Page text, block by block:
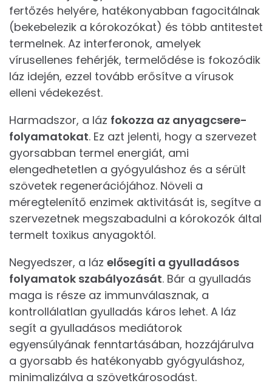
fertőzés helyére, hatékonyabban fagocitálnak
(bekebelezik a kórokozókat) és több antitestet
termelnek. Az interferonok, amelyek
vírusellenes fehérjék, termelődése is fokozódik
láz idején, ezzel tovább erősítve a vírusok
elleni védekezést.
Harmadszor, a láz fokozza az anyagcsere-
folyamatokat. Ez azt jelenti, hogy a szervezet
gyorsabban termel energiát, ami
elengedhetetlen a gyógyuláshoz és a sérült
szövetek regenerációjához. Növeli a
méregtelenítő enzimek aktivitását is, segítve a
szervezetnek megszabadulni a kórokozók által
termelt toxikus anyagoktól.
Negyedszer, a láz elősegíti a gyulladásos
folyamatok szabályozását. Bár a gyulladás
maga is része az immunválasznak, a
kontrollálatlan gyulladás káros lehet. A láz
segít a gyulladásos mediátorok
egyensúlyának fenntartásában, hozzájárulva
a gyorsabb és hatékonyabb gyógyuláshoz,
minimalizálva a szövetkárosodást.